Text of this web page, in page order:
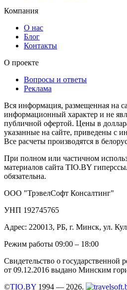
Компания
О нас
Блог
Контакты
О проекте
Вопросы и ответы
Реклама
Вся информация, размещенная на
информационный характер и не
публичной офертой. Цены в
указанные на сайте, приведены с
Все расчеты производятся в
При полном или частичном
материалов сайта TIO.BY
обязательна.
ООО "ТрэвелСофт Консалтинг"
УНП 192745765
Адрес: 220013, РБ, г. Минск, ул.
Режим работы 09:00 – 18:00
Свидетельство о государственной
от 09.12.2016 выдано Минским
©TIO.BY 1994 — 2026.